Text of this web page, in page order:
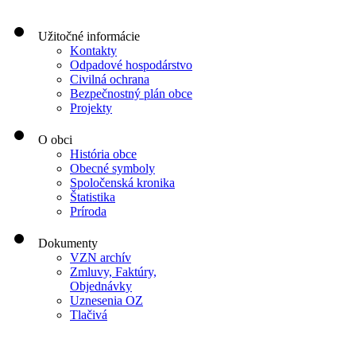
Užitočné informácie
Kontakty
Odpadové hospodárstvo
Civilná ochrana
Bezpečnostný plán obce
Projekty
O obci
História obce
Obecné symboly
Spoločenská kronika
Štatistika
Príroda
Dokumenty
VZN archív
Zmluvy, Faktúry,
Objednávky
Uznesenia OZ
Tlačivá